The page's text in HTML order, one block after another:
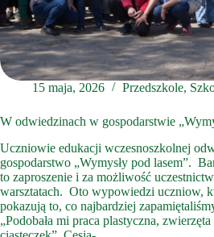
15 maja, 2026 Przedszkole,
W odwiedzinach w gospodarstwie
Uczniowie edukacji wczesnoszkolnej
gospodarstwo „Wymysły pod lasem”.
to zaproszenie i za możliwość
warsztatach. Oto wypowiedzi uczniow,
pokazują to, co najbardziej
„Podobała mi praca plastyczna,